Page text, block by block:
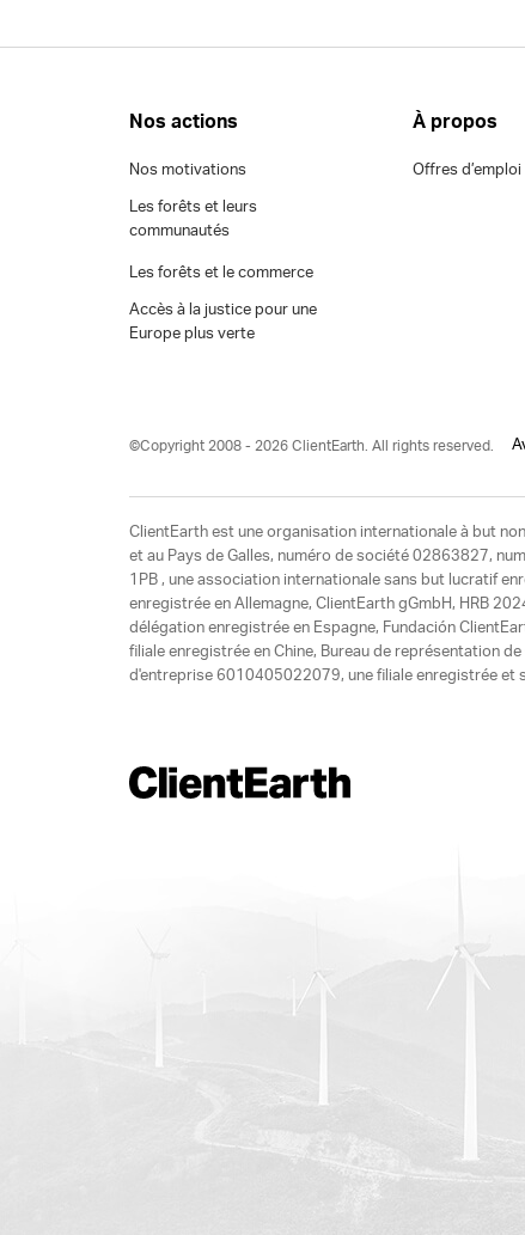
Nos actions
Nos motivations
Les forêts et leurs
communautés
Les forêts et le commerce
Accès à la justice pour une
Europe plus verte
À propos
Offres d’emploi
©Copyright 2008 - 2026 ClientEarth. All rights reserved.
ClientEarth est une organisation internationale à but
et au Pays de Galles, numéro de société 02863827,
1PB , une association internationale sans but lucratif
enregistrée en Allemagne, ClientEarth gGmbH, HRB
délégation enregistrée en Espagne, Fundación
filiale enregistrée en Chine, Bureau de représentation
d'entreprise 6010405022079, une filiale enregistrée et